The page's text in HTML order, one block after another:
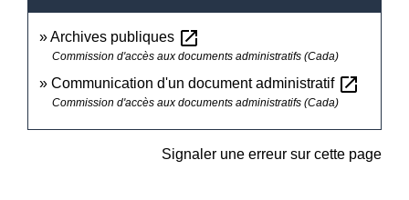
Archives publiques open_in_new
Commission d'accès aux documents administratifs (Cada)
Communication d'un document administratif open_in_new
Commission d'accès aux documents administratifs (Cada)
Signaler une erreur sur cette page